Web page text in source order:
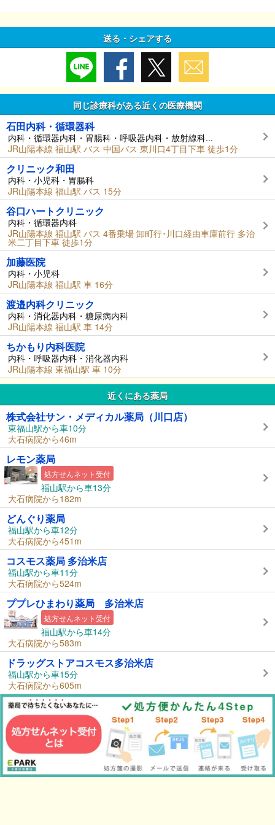
送る・シェアする
同じ診療科がある近くの医療機関
石田内科・循環器科
内科・循環器内科・胃腸科・呼吸器内科・放射線科...
JR山陽本線 福山駅 バス 中国バス 東川口4丁目下車 徒歩1分
クリニック和田
内科・小児科・胃腸科
JR山陽本線 福山駅 バス 15分
谷口ハートクリニック
内科・循環器内科
JR山陽本線 福山駅 バス 4番乗場 卸町行･川口経由車庫前行 多治
米二丁目下車 徒歩1分
加藤医院
内科・小児科
JR山陽本線 福山駅 車 16分
渡邉内科クリニック
内科・消化器内科・糖尿病内科
JR山陽本線 福山駅 車 14分
ちかもり内科医院
内科・呼吸器内科・消化器内科
JR山陽本線 東福山駅 車 10分
近くにある薬局
株式会社サン・メディカル薬局（川口店）
東福山駅から車10分
大石病院から46m
レモン薬局
処方せんネット受付
福山駅から車13分
大石病院から182m
どんぐり薬局
福山駅から車12分
大石病院から451m
コスモス薬局 多治米店
福山駅から車11分
大石病院から524m
ププレひまわり薬局 多治米店
処方せんネット受付
福山駅から車14分
大石病院から583m
ドラッグストアコスモス多治米店
福山駅から車15分
大石病院から605m